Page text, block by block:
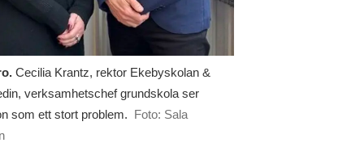
Cecilia Krantz, rektor Ekebyskolan &
verksamhetschef grundskola ser
som ett stort problem.
Foto: Sala